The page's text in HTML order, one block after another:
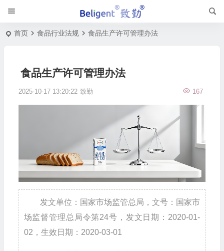
首页 食品行业法规 食品生产许可管理办法
食品生产许可管理办法
2025-10-17 13:20:22 致勤 167
发文单位：国家市场监管总局，文号：国家市
场监督管理总局令第24号，发文日期：2020-01-
02，生效日期：2020-03-01